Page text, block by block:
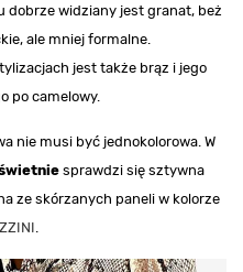
dobrze widziany jest granat, beż
ale mniej formalne.
jest także brąz i jego
po camelowy.
nie musi być jednokolorowa. W
sprawdzi się sztywna
ze skórzanych paneli w kolorze